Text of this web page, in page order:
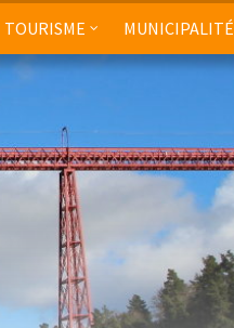
TOURISME MUNICIPALITÉ